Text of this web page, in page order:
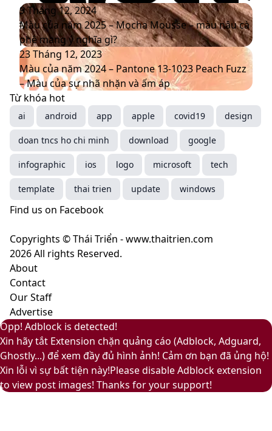
2026
bộ
nhận
diện
thương
hiệu
mới
bố
5
màu
sắc
chủ
đạo
thống
trị
xu
hướng
năm
2025
Màu
của
năm
2025
–
Mocha
Mousse
–
màu
nâu
cà
phê
mang
ý
nghĩa
9 Tháng 12, 2024
Màu của năm 2025 – Mocha Mousse – màu nâu cà
phê mang ý nghĩa gì?
Màu
của
năm
2024
–
Pantone
13-
1023
Peach
Fuzz
–
Màu
sự
nhã
nhặn
và
ấm
áp
23 Tháng 12, 2023
Màu của năm 2024 – Pantone 13-1023 Peach Fuzz
– Màu của sự nhã nhặn và ấm áp
Từ khóa hot
ai android app apple covid19 design
doan tncs ho chi minh download google
infographic ios logo microsoft tech
template thai trien update windows
Find us on Facebook
Copyrights © Thái Triển - www.thaitrien.com
2026 All rights Reserved.
About
Contact
Our Staff
Advertise
Facebook
X
LinkedIn
YouTube
Google
Play
Facebook
Pinterest
Messenger
Messenger
Viber
Back
to
top
button
Close
Opp! Adblock is detected!
Xin hãy tắt Extension chặn quảng cáo (Adblock, Adguard,
Ghostly...) để xem đầy đủ hình ảnh! Cảm ơn bạn đã ủng hộ!
Xin lỗi vì sự bất tiện này!Please disable Adblock extension
to view post images! Thanks for your support!